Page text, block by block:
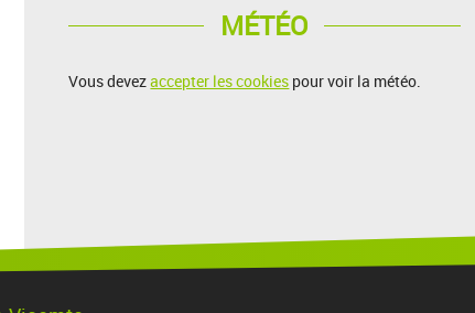
MÉTÉO
Vous devezaccepter les cookies pour voir la météo.